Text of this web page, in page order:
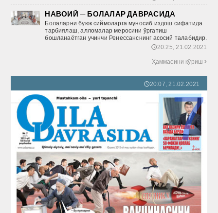
НАВОИЙ — БОЛАЛАР ДАВРАСИДА
Болаларни буюк сиймоларга муносиб издош сифатида
тарбиялаш, алломалар меросини ўргатиш
бошланаётган учинчи Ренеcсанснинг асосий талабидир.
🕔20:25, 21.02.2021
Ҳаммасини кўриш
🕔20:07, 21.02.2021
7